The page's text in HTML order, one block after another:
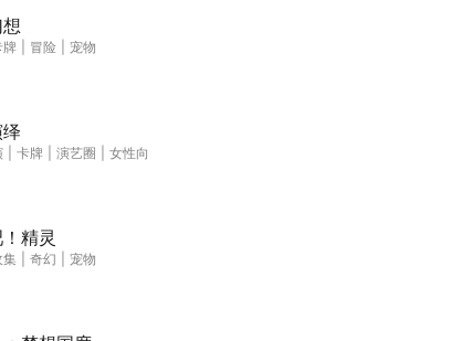
牌 冒险
宠物
卡牌 演艺圈
女性向
精灵
集 奇幻
宠物